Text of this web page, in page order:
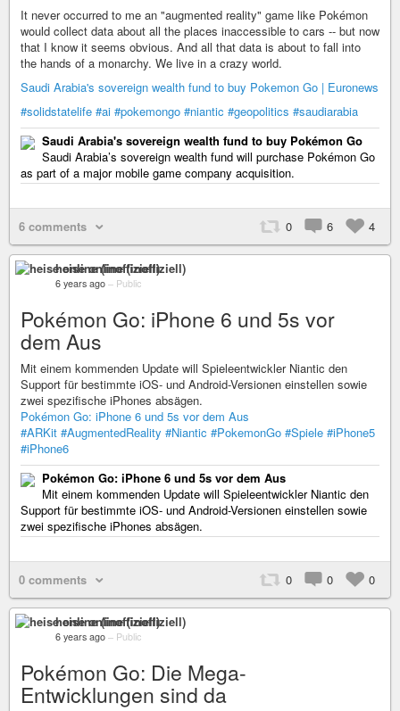
It never occurred to me an "augmented reality" game like Pokémon
would collect data about all the places inaccessible to cars -- but now
that I know it seems obvious. And all that data is about to fall into
the hands of a monarchy. We live in a crazy world.
Saudi Arabia's sovereign wealth fund to buy Pokemon Go | Euronews
#solidstatelife #ai #pokemongo #niantic #geopolitics #saudiarabia
Saudi Arabia's sovereign wealth fund to buy Pokémon Go
Saudi Arabia’s sovereign wealth fund will purchase Pokémon Go
as part of a major mobile game company acquisition.
6 comments 0 6 4
heise online (inoffiziell)
6 years ago – Public
Pokémon Go: iPhone 6 und 5s vor
dem Aus
Mit einem kommenden Update will Spieleentwickler Niantic den
Support für bestimmte iOS- und Android-Versionen einstellen sowie
zwei spezifische iPhones absägen.
Pokémon Go: iPhone 6 und 5s vor dem Aus
#ARKit #AugmentedReality #Niantic #PokemonGo #Spiele #iPhone5
#iPhone6
Pokémon Go: iPhone 6 und 5s vor dem Aus
Mit einem kommenden Update will Spieleentwickler Niantic den
Support für bestimmte iOS- und Android-Versionen einstellen sowie
zwei spezifische iPhones absägen.
0 comments 0 0 0
heise online (inoffiziell)
6 years ago – Public
Pokémon Go: Die Mega-
Entwicklungen sind da